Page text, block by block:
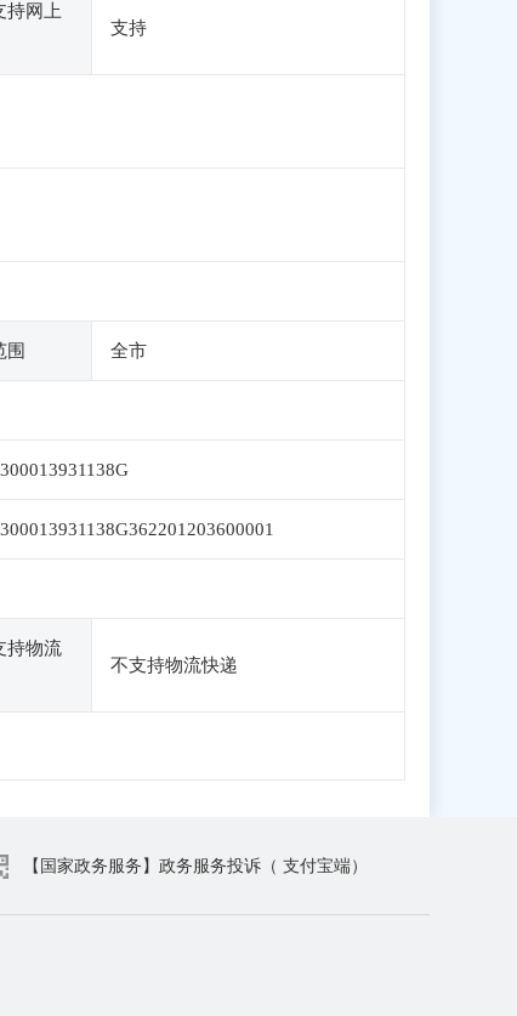
持网上
支持
围 全市
持物流
不支持物流快递
【国家政务服务】政务服务投诉（ 支付宝端）